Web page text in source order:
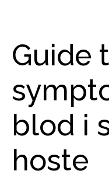
Guide
blod i
hoste